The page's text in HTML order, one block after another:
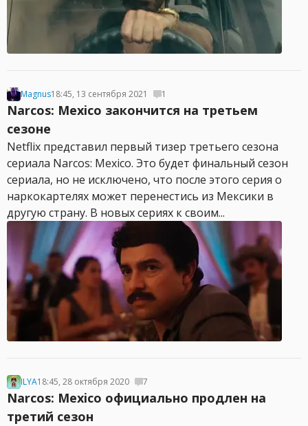
Magnus18:45, 13 сентября 2021 1
Narcos: Mexico закончится на третьем
сезоне
Netflix представил первый тизер третьего сезона
сериала Narcos: Mexico. Это будет финальный сезон
сериала, но не исключено, что после этого серия о
наркокартелях может перенестись из Мексики в
другую страну. В новых сериях к своим...
ILYA18:45, 28 октября 2020 7
Narcos: Mexico официально продлен на
третий сезон